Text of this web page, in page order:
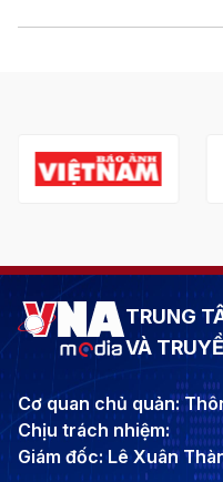
TRUNG
VÀ
Cơ quan chủ quản:
Chịu trách nhiệm:
Giám đốc: Lê Xuân